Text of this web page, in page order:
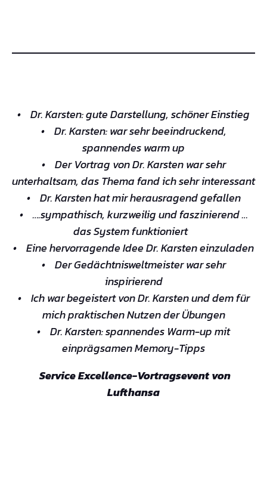
• Dr. Karsten: gute Darstellung, schöner Einstieg
• Dr. Karsten: war sehr beeindruckend,
spannendes warm up
• Der Vortrag von Dr. Karsten war sehr
unterhaltsam, das Thema fand ich sehr interessant
• Dr. Karsten hat mir herausragend gefallen
• ….sympathisch, kurzweilig und faszinierend …
das System funktioniert
• Eine hervorragende Idee Dr. Karsten einzuladen
• Der Gedächtnisweltmeister war sehr
inspirierend
• Ich war begeistert von Dr. Karsten und dem für
mich praktischen Nutzen der Übungen
• Dr. Karsten: spannendes Warm-up mit
einprägsamen Memory-Tipps
Service Excellence-Vortragsevent von
Lufthansa